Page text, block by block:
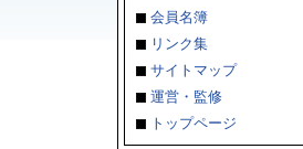
会員名簿
リンク集
サイトマップ
運営・監修
トップページ